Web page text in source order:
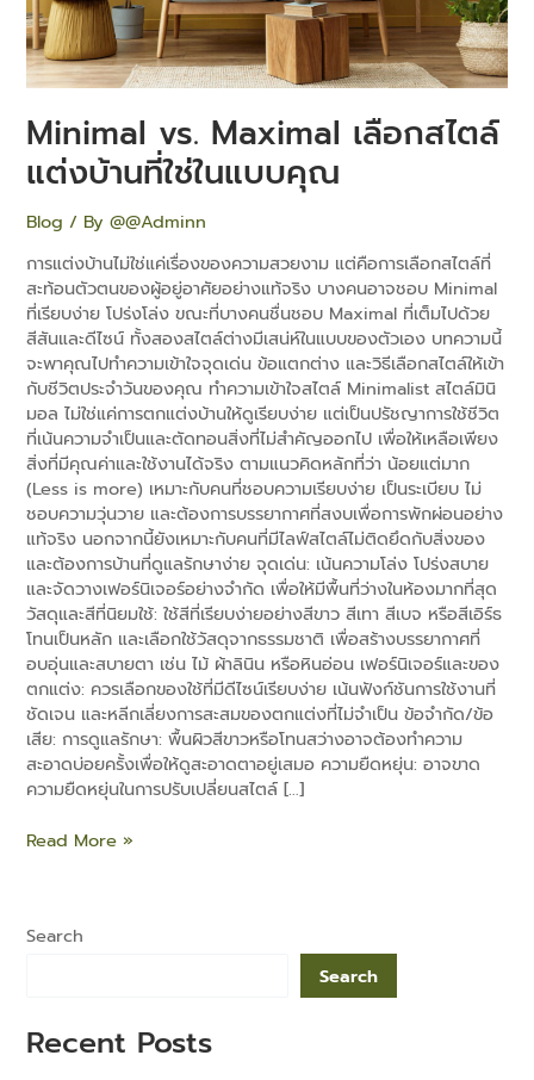
Minimal vs. Maximal เลือกสไตล์
แต่งบ้านที่ใช่ในแบบคุณ
Blog / By@@Adminn
การแต่งบ้านไม่ใช่แค่เรื่องของความสวยงาม แต่คือการเลือกสไตล์ที่
สะท้อนตัวตนของผู้อยู่อาศัยอย่างแท้จริง บางคนอาจชอบ Minimal
ที่เรียบง่าย โปร่งโล่ง ขณะที่บางคนชื่นชอบ Maximal ที่เต็มไปด้วย
สีสันและดีไซน์ ทั้งสองสไตล์ต่างมีเสน่ห์ในแบบของตัวเอง บทความนี้
จะพาคุณไปทำความเข้าใจจุดเด่น ข้อแตกต่าง และวิธีเลือกสไตล์ให้เข้า
กับชีวิตประจำวันของคุณ ทำความเข้าใจสไตล์ Minimalist สไตล์มินิ
มอล ไม่ใช่แค่การตกแต่งบ้านให้ดูเรียบง่าย แต่เป็นปรัชญาการใช้ชีวิต
ที่เน้นความจำเป็นและตัดทอนสิ่งที่ไม่สำคัญออกไป เพื่อให้เหลือเพียง
สิ่งที่มีคุณค่าและใช้งานได้จริง ตามแนวคิดหลักที่ว่า น้อยแต่มาก
(Less is more) เหมาะกับคนที่ชอบความเรียบง่าย เป็นระเบียบ ไม่
ชอบความวุ่นวาย และต้องการบรรยากาศที่สงบเพื่อการพักผ่อนอย่าง
แท้จริง นอกจากนี้ยังเหมาะกับคนที่มีไลฟ์สไตล์ไม่ติดยึดกับสิ่งของ
และต้องการบ้านที่ดูแลรักษาง่าย จุดเด่น: เน้นความโล่ง โปร่งสบาย
และจัดวางเฟอร์นิเจอร์อย่างจำกัด เพื่อให้มีพื้นที่ว่างในห้องมากที่สุด
วัสดุและสีที่นิยมใช้: ใช้สีที่เรียบง่ายอย่างสีขาว สีเทา สีเบจ หรือสีเอิร์ธ
โทนเป็นหลัก และเลือกใช้วัสดุจากธรรมชาติ เพื่อสร้างบรรยากาศที่
อบอุ่นและสบายตา เช่น ไม้ ผ้าลินิน หรือหินอ่อน เฟอร์นิเจอร์และของ
ตกแต่ง: ควรเลือกของใช้ที่มีดีไซน์เรียบง่าย เน้นฟังก์ชันการใช้งานที่
ชัดเจน และหลีกเลี่ยงการสะสมของตกแต่งที่ไม่จำเป็น ข้อจำกัด/ข้อ
เสีย: การดูแลรักษา: พื้นผิวสีขาวหรือโทนสว่างอาจต้องทำความ
สะอาดบ่อยครั้งเพื่อให้ดูสะอาดตาอยู่เสมอ ความยืดหยุ่น: อาจขาด
ความยืดหยุ่นในการปรับเปลี่ยนสไตล์ […]
แบบ
คุณ
Read More »
Search
Search
Recent Posts